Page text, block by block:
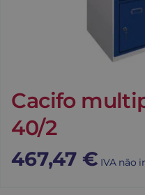
Cacifo
40/2
467,47 € IVA não